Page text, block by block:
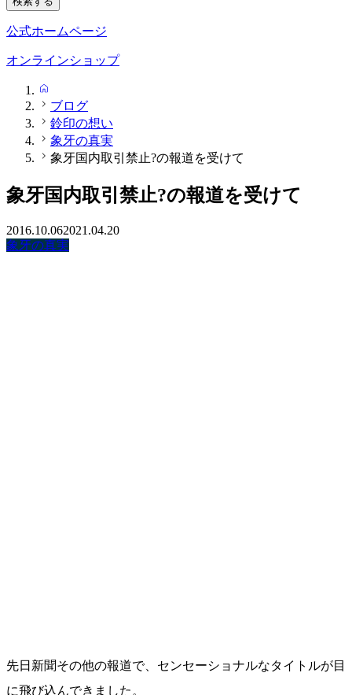
公式ホームページ
オンラインショップ
ブログ
鈴印の想い
象牙の真実
象牙国内取引禁止?の報道を受けて
象牙国内取引禁止?の報道を受けて
2016.10.062021.04.20
象牙の真実
先日新聞その他の報道で、センセーショナルなタイトルが目
に飛び込んできました。